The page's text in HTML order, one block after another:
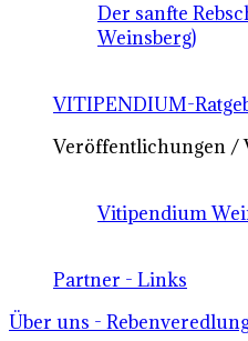
Der sanfte
Weinsberg)
VITIPENDIUM-
Veröffentlichungen /
Vitipendium
Partner - Links
Über uns -